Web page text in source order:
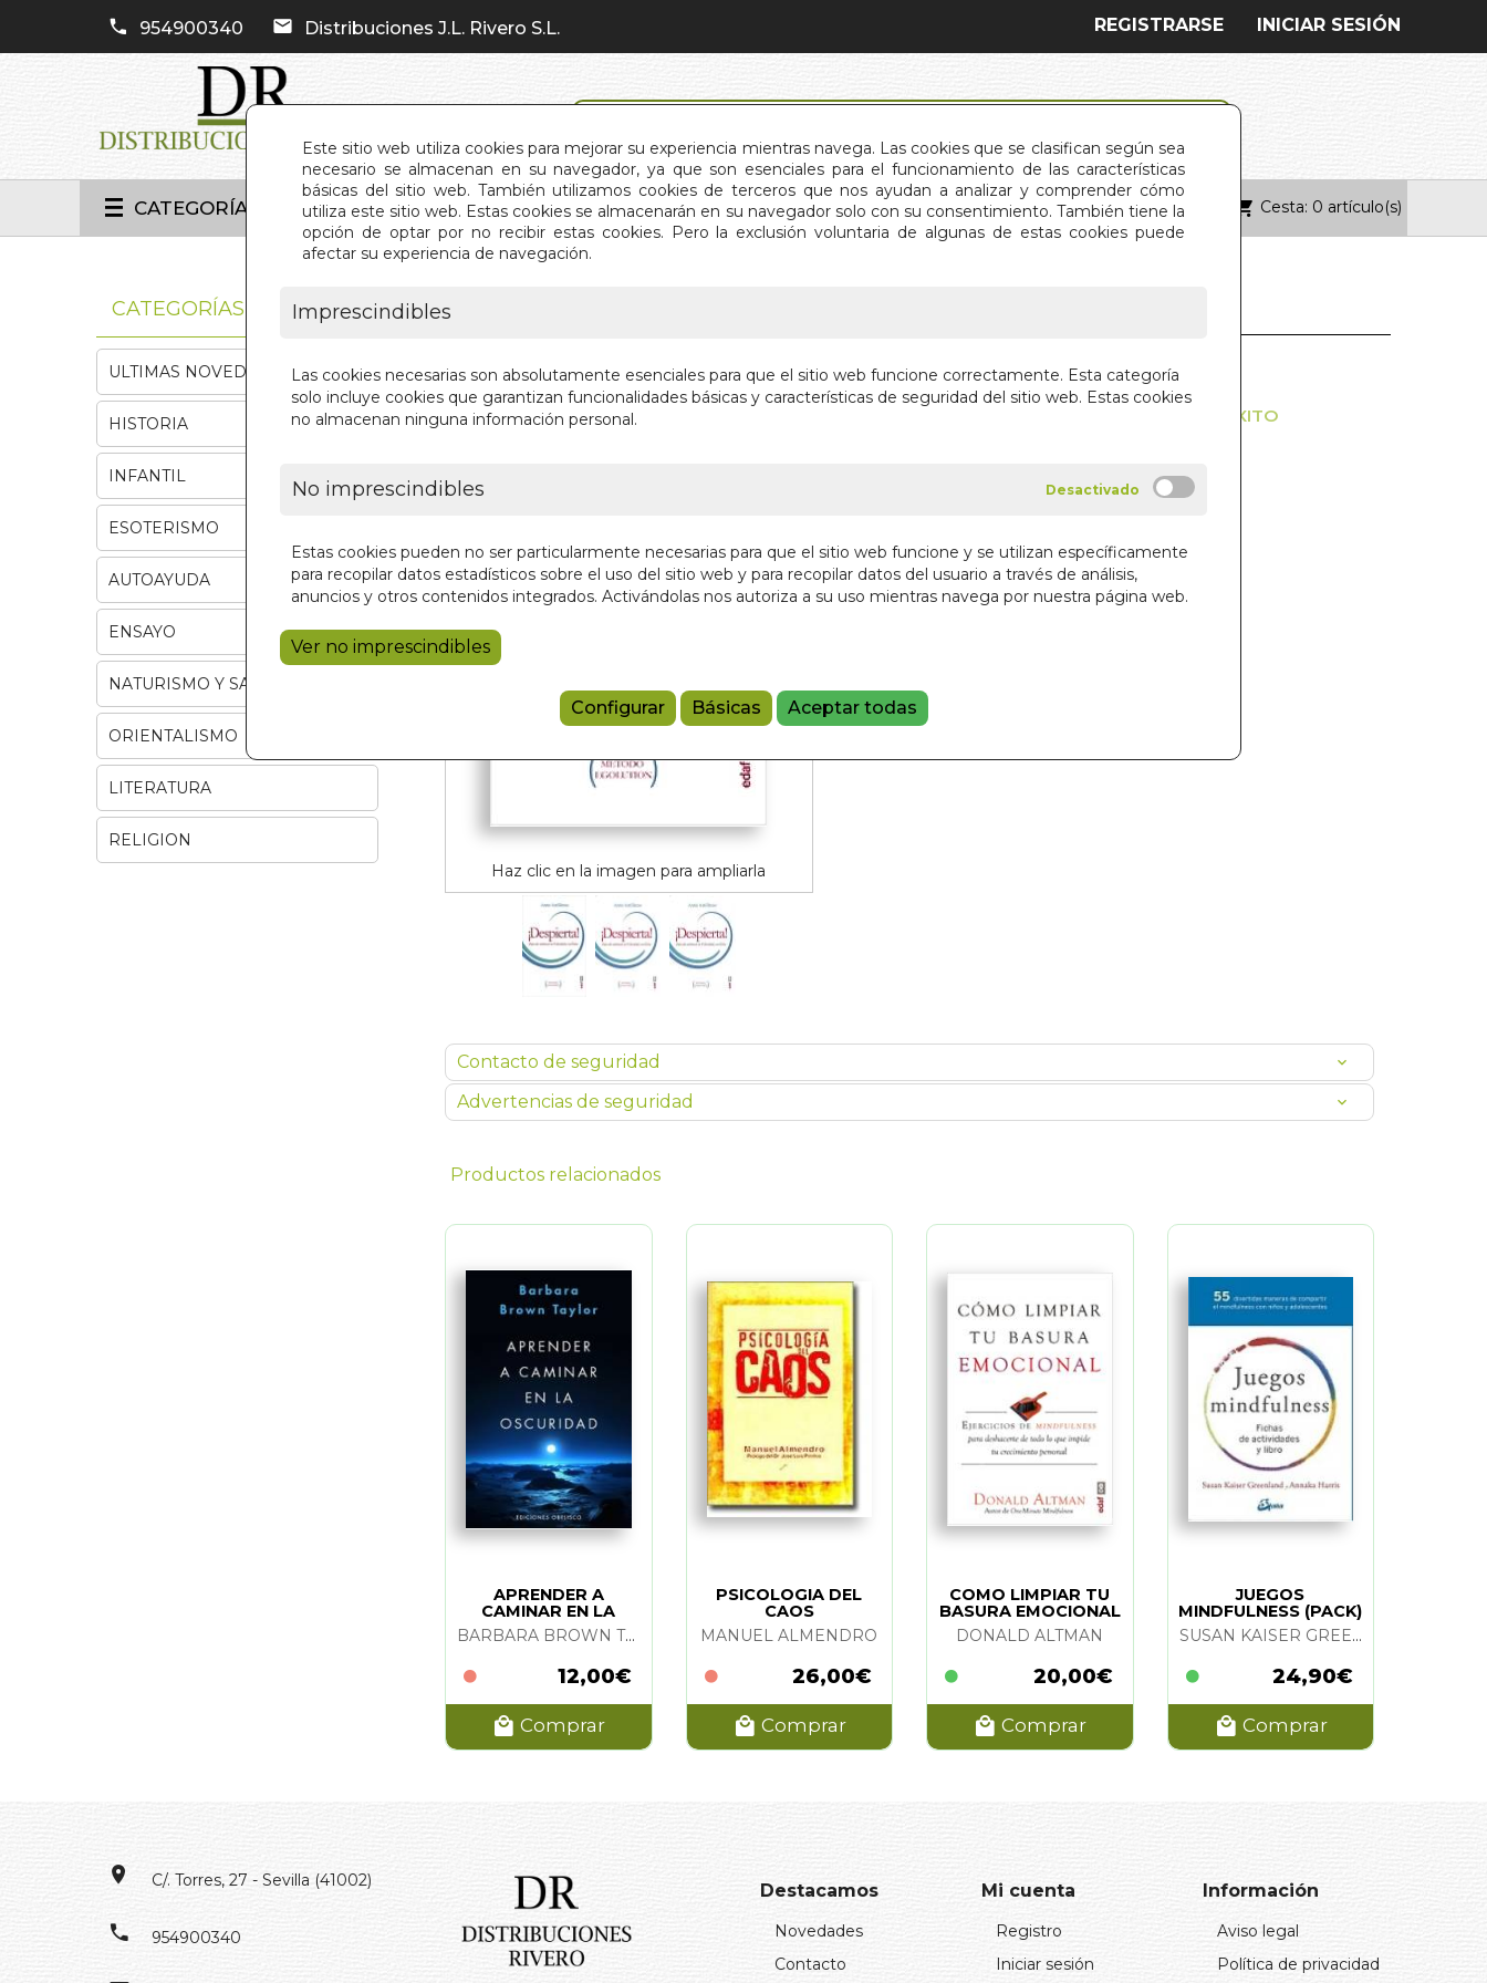
Este sitio web utiliza cookies para mejorar su experiencia mientras navega. Las cookies que se clasifican según sea
necesario se almacenan en su navegador, ya que son esenciales para el funcionamiento de las características
básicas del sitio web. También utilizamos cookies de terceros que nos ayudan a analizar y comprender cómo
utiliza este sitio web. Estas cookies se almacenarán en su navegador solo con su consentimiento. También tiene la
opción de optar por no recibir estas cookies. Pero la exclusión voluntaria de algunas de estas cookies puede
afectar su experiencia de navegación.
Imprescindibles
Las cookies necesarias son absolutamente esenciales para que el sitio web funcione correctamente. Esta categoría
solo incluye cookies que garantizan funcionalidades básicas y características de seguridad del sitio web. Estas cookies
no almacenan ninguna información personal.
No imprescindibles
Estas cookies pueden no ser particularmente necesarias para que el sitio web funcione y se utilizan específicamente
para recopilar datos estadísticos sobre el uso del sitio web y para recopilar datos del usuario a través de análisis,
anuncios y otros contenidos integrados. Activándolas nos autoriza a su uso mientras navega por nuestra página web.
Ver no imprescindibles
Configurar Básicas Aceptar todas
954900340 Distribuciones J.L. Rivero S.L. INICIAR SESIÓN
REGISTRARSE
CATEGORÍAS INICIO QUIÉNES SOMOS CONTACTO Cesta: 0 artículo(s)
Haz clic en la imagen para ampliarla
DESPIERTA! (EDAF)
DEJA DE SABOTEAR TU FELICIDAD Y TU EXITO
20,00 €
Añadir a la cesta
Contacto de seguridad
Advertencias de seguridad
Productos relacionados
APRENDER A
CAMINAR EN LA
OSCURIDAD
BARBARA BROWN TAYLOR
12,00€
Comprar
PSICOLOGIA DEL
CAOS
MANUEL ALMENDRO
26,00€
Comprar
COMO LIMPIAR TU
BASURA EMOCIONAL
DONALD ALTMAN
20,00€
Comprar
JUEGOS
MINDFULNESS (PACK)
SUSAN KAISER GREENLAND Y ANNAKA HARRIS
24,90€
Comprar
CATEGORÍAS
ULTIMAS NOVEDADES
HISTORIA
INFANTIL
ESOTERISMO
AUTOAYUDA
ENSAYO
NATURISMO Y SALUD
ORIENTALISMO
LITERATURA
RELIGION
C/. Torres, 27 - Sevilla (41002)
954900340
Destacamos
Novedades
Contacto
Mi cuenta
Registro
Iniciar sesión
Información
Aviso legal
Política de privacidad